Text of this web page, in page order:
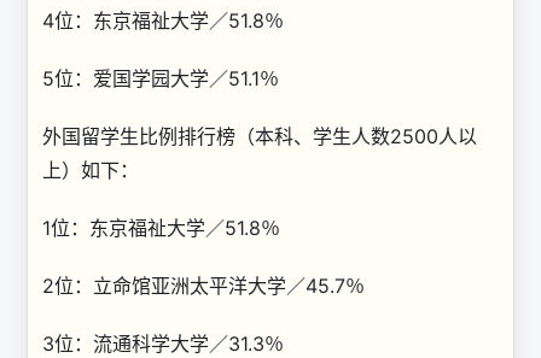
4位：东京福祉大学／51.8％
5位：爱国学园大学／51.1％
外国留学生比例排行榜（本科、学生人数2500人以
上）如下：
1位：东京福祉大学／51.8％
2位：立命馆亚洲太平洋大学／45.7％
3位：流通科学大学／31.3％